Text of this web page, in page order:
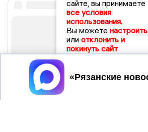
сайте, вы принимаете
все условия
использования.
Вы можете настроить
или отклонить и
покинуть сайт
Принять